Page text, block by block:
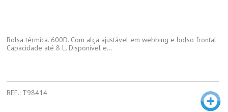
Bolsa térmica. 600D. Com alça ajustável em webbing e bolso frontal.
Capacidade até 8 L. Disponível e...
REF.: T98414